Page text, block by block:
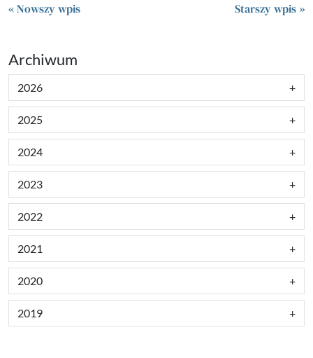
« Nowszy wpis Starszy wpis »
Archiwum
2026
2025
2024
2023
2022
2021
2020
2019